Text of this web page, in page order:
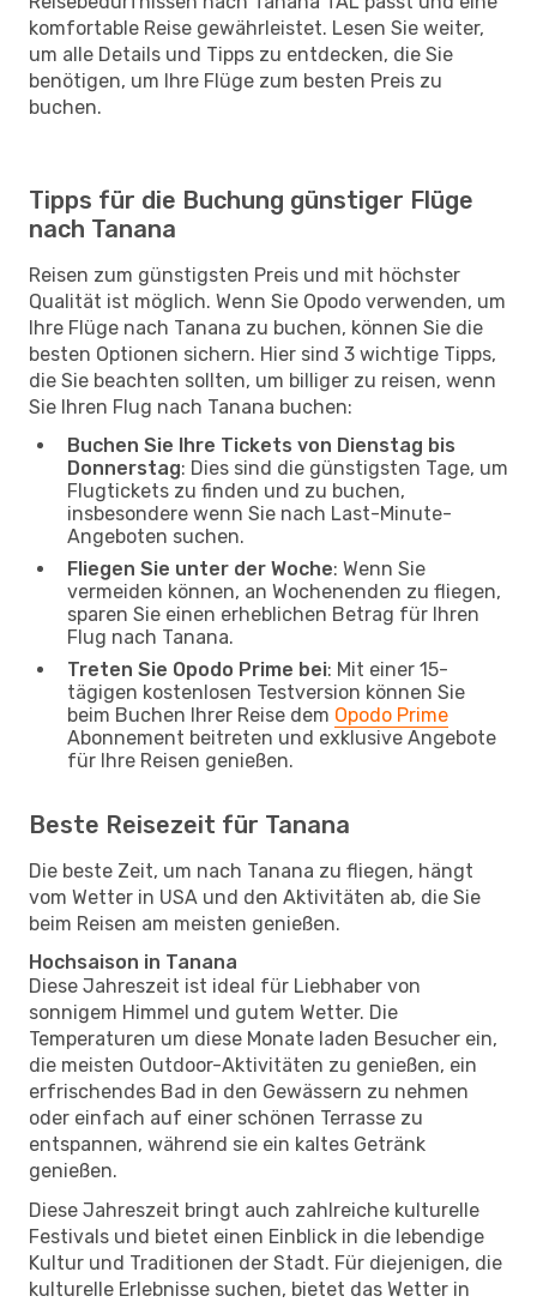
komfortable Reise gewährleistet. Lesen Sie weiter,
um alle Details und Tipps zu entdecken, die Sie
benötigen, um Ihre Flüge zum besten Preis zu
buchen.
Tipps für die Buchung günstiger Flüge
nach Tanana
Reisen zum günstigsten Preis und mit höchster
Qualität ist möglich. Wenn Sie Opodo verwenden, um
Ihre Flüge nach Tanana zu buchen, können Sie die
besten Optionen sichern. Hier sind 3 wichtige Tipps,
die Sie beachten sollten, um billiger zu reisen, wenn
Sie Ihren Flug nach Tanana buchen:
Buchen Sie Ihre Tickets von Dienstag bis
Donnerstag: Dies sind die günstigsten Tage, um
Flugtickets zu finden und zu buchen,
insbesondere wenn Sie nach Last-Minute-
Angeboten suchen.
Fliegen Sie unter der Woche: Wenn Sie
vermeiden können, an Wochenenden zu fliegen,
sparen Sie einen erheblichen Betrag für Ihren
Flug nach Tanana.
Treten Sie Opodo Prime bei: Mit einer 15-
tägigen kostenlosen Testversion können Sie
beim Buchen Ihrer Reise dem Opodo Prime
Abonnement beitreten und exklusive Angebote
für Ihre Reisen genießen.
Beste Reisezeit für Tanana
Die beste Zeit, um nach Tanana zu fliegen, hängt
vom Wetter in USA und den Aktivitäten ab, die Sie
beim Reisen am meisten genießen.
Hochsaison in Tanana
Diese Jahreszeit ist ideal für Liebhaber von
sonnigem Himmel und gutem Wetter. Die
Temperaturen um diese Monate laden Besucher ein,
die meisten Outdoor-Aktivitäten zu genießen, ein
erfrischendes Bad in den Gewässern zu nehmen
oder einfach auf einer schönen Terrasse zu
entspannen, während sie ein kaltes Getränk
genießen.
Diese Jahreszeit bringt auch zahlreiche kulturelle
Festivals und bietet einen Einblick in die lebendige
Kultur und Traditionen der Stadt. Für diejenigen, die
kulturelle Erlebnisse suchen, bietet das Wetter in